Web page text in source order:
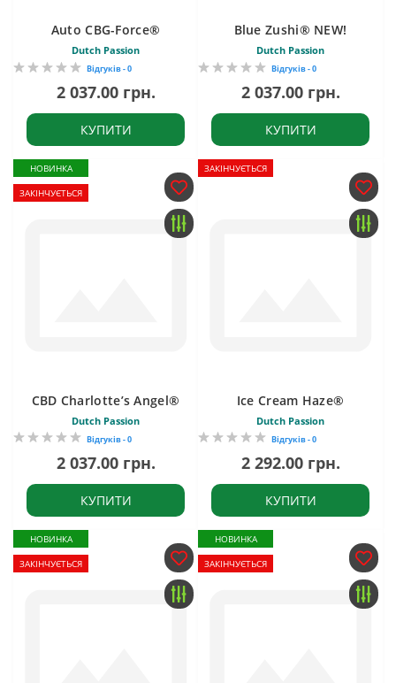
Auto CBG-Force®
Dutch Passion
Відгуків - 0
2 037.00 грн.
КУПИТИ
Blue Zushi® NEW!
Dutch Passion
Відгуків - 0
2 037.00 грн.
КУПИТИ
НОВИНКА
ЗАКІНЧУЄТЬСЯ
CBD Charlotte’s Angel®
Dutch Passion
Відгуків - 0
2 037.00 грн.
КУПИТИ
ЗАКІНЧУЄТЬСЯ
Ice Cream Haze®
Dutch Passion
Відгуків - 0
2 292.00 грн.
КУПИТИ
НОВИНКА
ЗАКІНЧУЄТЬСЯ
НОВИНКА
ЗАКІНЧУЄТЬСЯ